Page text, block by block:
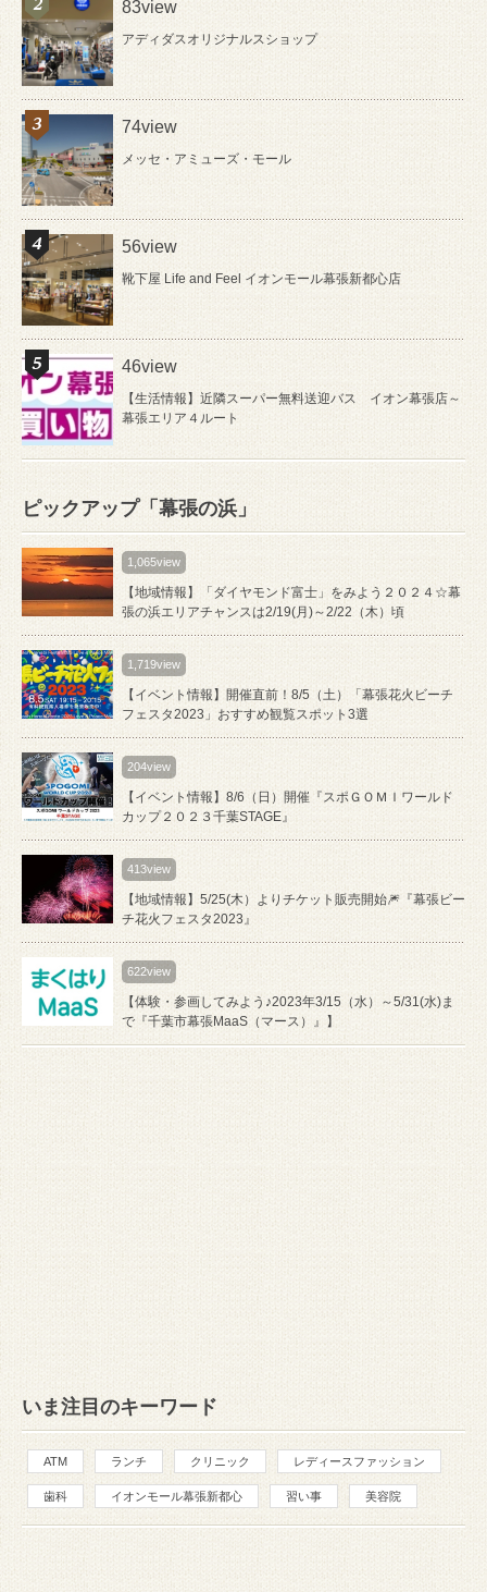
83view
アディダスオリジナルスショップ
74view
メッセ・アミューズ・モール
56view
靴下屋 Life and Feel イオンモール幕張新都心店
46view
【生活情報】近隣スーパー無料送迎バス イオン幕張店～
幕張エリア４ルート
ピックアップ「幕張の浜」
1,065view
【地域情報】「ダイヤモンド富士」をみよう２０２４☆幕
張の浜エリアチャンスは2/19(月)～2/22（木）頃
1,719view
【イベント情報】開催直前！8/5（土）「幕張花火ビーチ
フェスタ2023」おすすめ観覧スポット3選
204view
【イベント情報】8/6（日）開催『スポＧＯＭＩワールド
カップ２０２３千葉STAGE』
413view
【地域情報】5/25(木）よりチケット販売開始🎆『幕張ビー
チ花火フェスタ2023』
622view
【体験・参画してみよう♪2023年3/15（水）～5/31(水)ま
で『千葉市幕張MaaS（マース）』】
いま注目のキーワード
ATM ランチ クリニック レディースファッション
歯科 イオンモール幕張新都心 習い事 美容院